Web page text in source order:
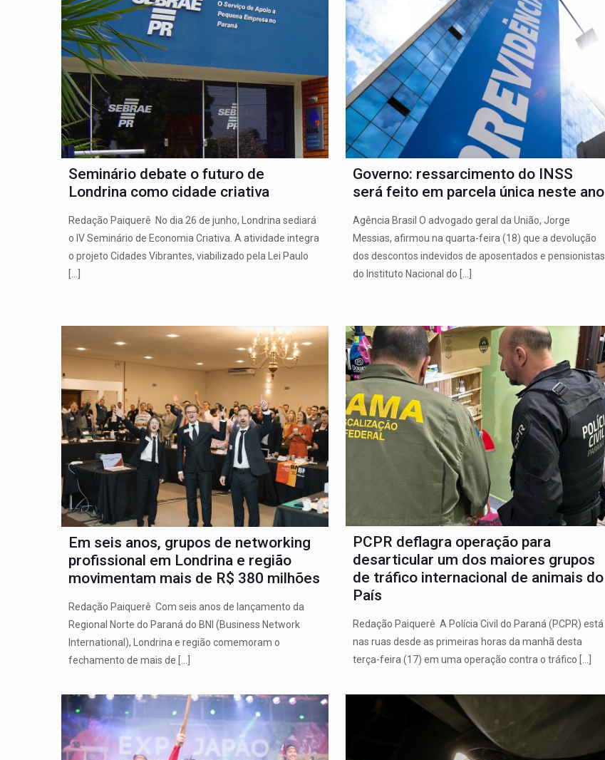
Seminário debate o futuro de
Londrina como cidade criativa
Redação Paiquerê No dia 26 de junho, Londrina sediará
o IV Seminário de Economia Criativa. A atividade integra
o projeto Cidades Vibrantes, viabilizado pela Lei Paulo
Governo: ressarcimento do INSS
será feito em parcela única neste ano
Agência Brasil O advogado geral da União, Jorge
Messias, afirmou na quarta-feira (18) que a devolução
dos descontos indevidos de aposentados e pensionistas
do Instituto Nacional do
Em seis anos, grupos de networking
profissional em Londrina e região
movimentam mais de R$ 380 milhões
Redação Paiquerê Com seis anos de lançamento da
Regional Norte do Paraná do BNI (Business Network
International), Londrina e região comemoram o
fechamento de mais de […]
PCPR deflagra operação para
desarticular um dos maiores grupos
de tráfico internacional de animais do
País
Redação Paiquerê A Polícia Civil do Paraná (PCPR) está
nas ruas desde as primeiras horas da manhã desta
terça-feira (17) em uma operação contra o tráfico